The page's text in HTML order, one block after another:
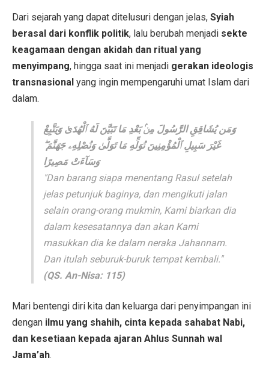
Dari sejarah yang dapat ditelusuri dengan jelas, Syiah
berasal dari konflik politik, lalu berubah menjadi sekte
keagamaan dengan akidah dan ritual yang
menyimpang, hingga saat ini menjadi gerakan ideologis
transnasional yang ingin mempengaruhi umat Islam dari
dalam.
وَمَن يُشَاقِقِ الرَّسُولَ مِنۢ بَعْدِ مَا تَبَيَّنَ لَهُ ٱلْهُدَىٰ وَيَتَّبِعْ
غَيْرَ سَبِيلِ ٱلْمُؤْمِنِينَ نُوَلِّهِ مَا تَوَلَّىٰ وَنُصْلِهِۦ جَهَنَّمَ ۖ
وَسَآءَتْ مَصِيرًا
"Dan barang siapa menentang Rasul setelah
jelas petunjuk baginya, dan mengikuti jalan
selain orang-orang mukmin, Kami biarkan dia
dalam kesesatannya dan akan Kami
masukkan dia ke dalam neraka Jahannam.
Dan itulah seburuk-buruk tempat kembali."
(QS. An-Nisa: 115)
Mari bentengi diri kita dan keluarga dari penyimpangan ini
dengan ilmu yang shahih, cinta kepada sahabat Nabi,
dan kesetiaan kepada ajaran Ahlus Sunnah wal
Jama’ah.